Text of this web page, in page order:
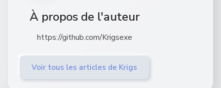
À propos de l'auteur
https://github.com/Krigsexe
Voir tous les articles de Krigs